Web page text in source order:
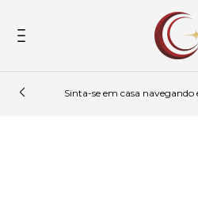
Sinta-se em casa